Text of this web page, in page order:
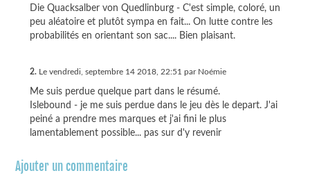
Die Quacksalber von Quedlinburg - C'est simple, coloré, un
peu aléatoire et plutôt sympa en fait... On lutte contre les
probabilités en orientant son sac.... Bien plaisant.
2.Le vendredi, septembre 14 2018, 22:51 par Noémie
Me suis perdue quelque part dans le résumé.
Islebound - je me suis perdue dans le jeu dès le depart. J'ai
peiné a prendre mes marques et j'ai fini le plus
lamentablement possible... pas sur d'y revenir
Ajouter un commentaire